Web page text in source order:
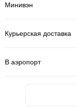
Минивэн
Курьерская доставка
В аэропорт